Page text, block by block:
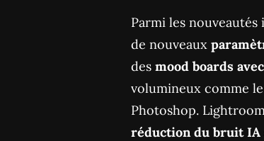
Parmi les
de nouveaux
des mood boards
volumineux comme le
Photoshop.
réduction du bruit